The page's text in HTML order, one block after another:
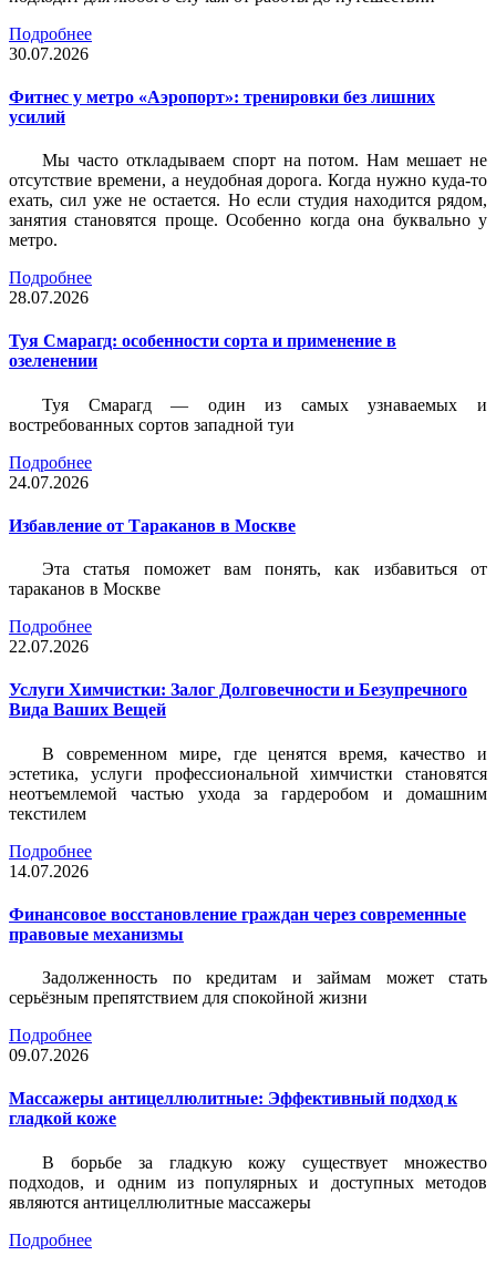
Подробнее
30.07.2026
Фитнес у метро «Аэропорт»: тренировки без лишних
усилий
Мы часто откладываем спорт на потом. Нам мешает не
отсутствие времени, а неудобная дорога. Когда нужно куда-то
ехать, сил уже не остается. Но если студия находится рядом,
занятия становятся проще. Особенно когда она буквально у
метро.
Подробнее
28.07.2026
Туя Смарагд: особенности сорта и применение в
озеленении
Туя Смарагд — один из самых узнаваемых и
востребованных сортов западной туи
Подробнее
24.07.2026
Избавление от Тараканов в Москве
Эта статья поможет вам понять, как избавиться от
тараканов в Москве
Подробнее
22.07.2026
Услуги Химчистки: Залог Долговечности и Безупречного
Вида Ваших Вещей
В современном мире, где ценятся время, качество и
эстетика, услуги профессиональной химчистки становятся
неотъемлемой частью ухода за гардеробом и домашним
текстилем
Подробнее
14.07.2026
Финансовое восстановление граждан через современные
правовые механизмы
Задолженность по кредитам и займам может стать
серьёзным препятствием для спокойной жизни
Подробнее
09.07.2026
Массажеры антицеллюлитные: Эффективный подход к
гладкой коже
В борьбе за гладкую кожу существует множество
подходов, и одним из популярных и доступных методов
являются антицеллюлитные массажеры
Подробнее